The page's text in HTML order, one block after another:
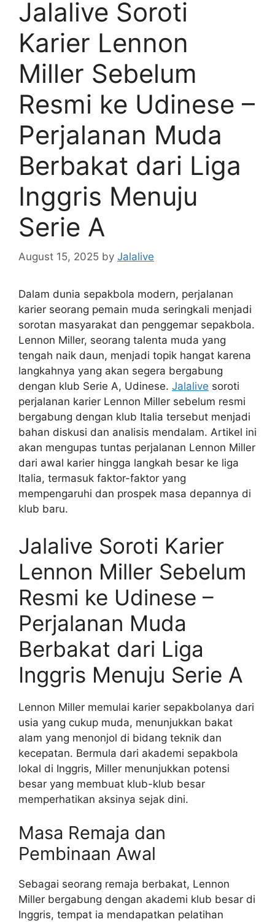
Jalalive Soroti
Karier Lennon
Miller Sebelum
Resmi ke Udinese –
Perjalanan Muda
Berbakat dari Liga
Inggris Menuju
Serie A
August 15, 2025 by Jalalive
Dalam dunia sepakbola modern, perjalanan
karier seorang pemain muda seringkali menjadi
sorotan masyarakat dan penggemar sepakbola.
Lennon Miller, seorang talenta muda yang
tengah naik daun, menjadi topik hangat karena
langkahnya yang akan segera bergabung
dengan klub Serie A, Udinese. Jalalive soroti
perjalanan karier Lennon Miller sebelum resmi
bergabung dengan klub Italia tersebut menjadi
bahan diskusi dan analisis mendalam. Artikel ini
akan mengupas tuntas perjalanan Lennon Miller
dari awal karier hingga langkah besar ke liga
Italia, termasuk faktor-faktor yang
mempengaruhi dan prospek masa depannya di
klub baru.
Jalalive Soroti Karier
Lennon Miller Sebelum
Resmi ke Udinese –
Perjalanan Muda
Berbakat dari Liga
Inggris Menuju Serie A
Lennon Miller memulai karier sepakbolanya dari
usia yang cukup muda, menunjukkan bakat
alam yang menonjol di bidang teknik dan
kecepatan. Bermula dari akademi sepakbola
lokal di Inggris, Miller menunjukkan potensi
besar yang membuat klub-klub besar
memperhatikan aksinya sejak dini.
Masa Remaja dan
Pembinaan Awal
Sebagai seorang remaja berbakat, Lennon
Miller bergabung dengan akademi klub besar di
Inggris, tempat ia mendapatkan pelatihan